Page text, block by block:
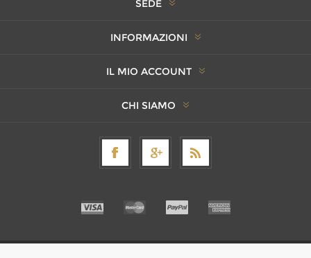
SEDE
INFORMAZIONI
IL MIO ACCOUNT
CHI SIAMO